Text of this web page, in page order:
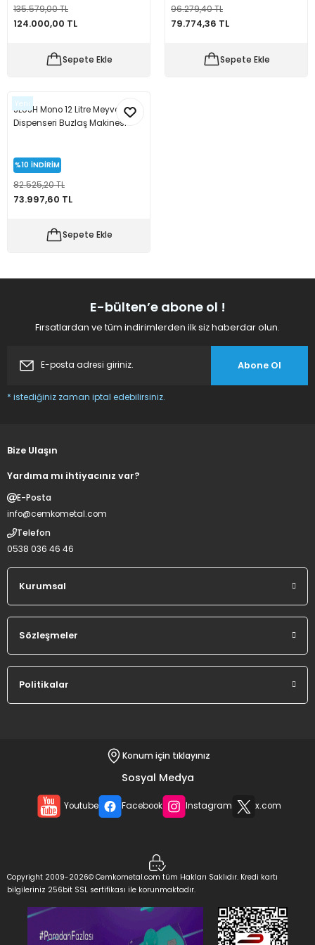
135.579,00 TL
124.000,00 TL
Sepete Ekle
96.279,40 TL
79.774,36 TL
Sepete Ekle
Yeni
SLUSH Mono 12 Litre Meyve Suyu
Dispenseri Buzlaş Makinesi
%10 İNDİRİM
82.525,20 TL
73.997,60 TL
Sepete Ekle
E-bülten’e abone ol !
Fırsatlardan ve tüm indirimlerden ilk siz haberdar olun.
Abone Ol
* istediğiniz zaman iptal edebilirsiniz.
Bize Ulaşın
Yardıma mı ihtiyacınız var?
E-Posta
info@cemkometal.com
Telefon
0538 036 46 46
Kurumsal
Sözleşmeler
Politikalar
Konum için tıklayınız
Sosyal Medya
Youtube Facebook Instagram x.com
Copyright 2009-2026© Cemkometal.com tüm Hakları Saklıdır. Kredi kartı
bilgileriniz 256bit SSL sertifikası ile korunmaktadır.